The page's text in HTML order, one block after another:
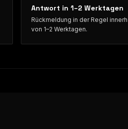
Antwort in 1–2 Werktagen
Rückmeldung in der Regel
von 1–2 Werktagen.